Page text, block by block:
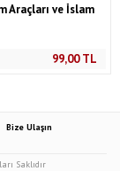
Araçları ve İslam
99,00TL
Bize Ulaşın
Saklıdır